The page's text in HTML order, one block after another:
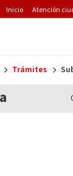
Pre-
Inicio Atención
Trámites